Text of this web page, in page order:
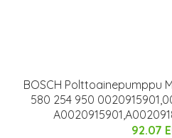
BOSCH Polttoainepumppu
580 254 950
92.07